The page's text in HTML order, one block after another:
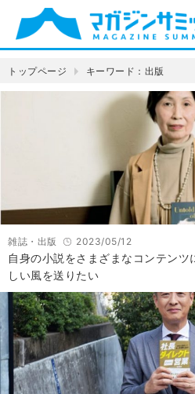
トップページ キーワード：出版
雑誌・出版 2023/05/12
自身の小説をさまざまなコンテン
しい風を送りたい